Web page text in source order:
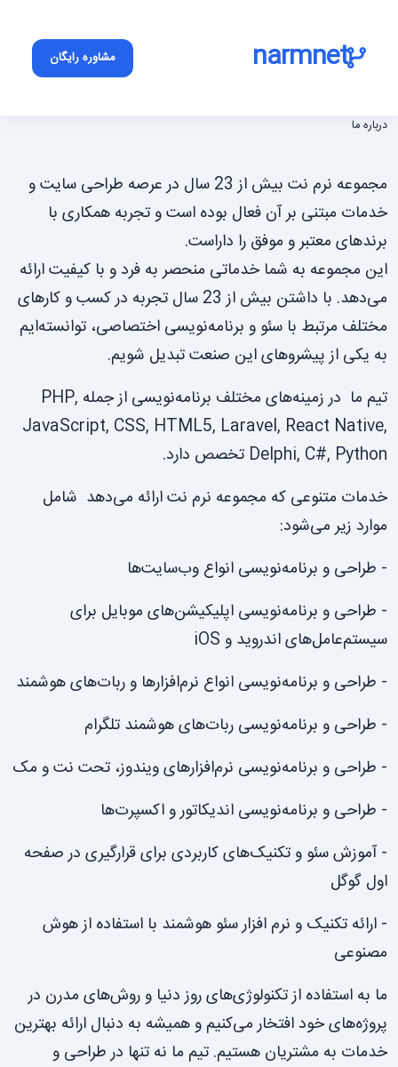
narmnet مشاوره رایگان
درباره ما
مجموعه نرم نت بیش از 23 سال در عرصه طراحی سایت و
خدمات مبتنی بر آن فعال بوده است و تجربه همکاری با
برندهای معتبر و موفق را داراست.
این مجموعه به شما خدماتی منحصر به فرد و با کیفیت ارائه
می‌دهد. با داشتن بیش از 23 سال تجربه در کسب و کارهای
مختلف مرتبط با سئو و برنامه‌نویسی اختصاصی، توانسته‌ایم
به یکی از پیشروهای این صنعت تبدیل شویم.
تیم ما در زمینه‌های مختلف برنامه‌نویسی از جمله PHP,
JavaScript, CSS, HTML5, Laravel, React Native,
Delphi, C#, Python تخصص دارد.
خدمات متنوعی که مجموعه نرم نت ارائه می‌دهد شامل
موارد زیر می‌شود:
- طراحی و برنامه‌نویسی انواع وب‌سایت‌ها
- طراحی و برنامه‌نویسی اپلیکیشن‌های موبایل برای
سیستم‌عامل‌های اندروید و iOS
- طراحی و برنامه‌نویسی انواع نرم‌افزارها و ربات‌های هوشمند
- طراحی و برنامه‌نویسی ربات‌های هوشمند تلگرام
- طراحی و برنامه‌نویسی نرم‌افزارهای ویندوز، تحت نت و مک
- طراحی و برنامه‌نویسی اندیکاتور و اکسپرت‌ها
- آموزش سئو و تکنیک‌های کاربردی برای قرارگیری در صفحه
اول گوگل
- ارائه تکنیک و نرم افزار سئو هوشمند با استفاده از هوش
مصنوعی
ما به استفاده از تکنولوژی‌های روز دنیا و روش‌های مدرن در
پروژه‌های خود افتخار می‌کنیم و همیشه به دنبال ارائه بهترین
خدمات به مشتریان هستیم. تیم ما نه تنها در طراحی و